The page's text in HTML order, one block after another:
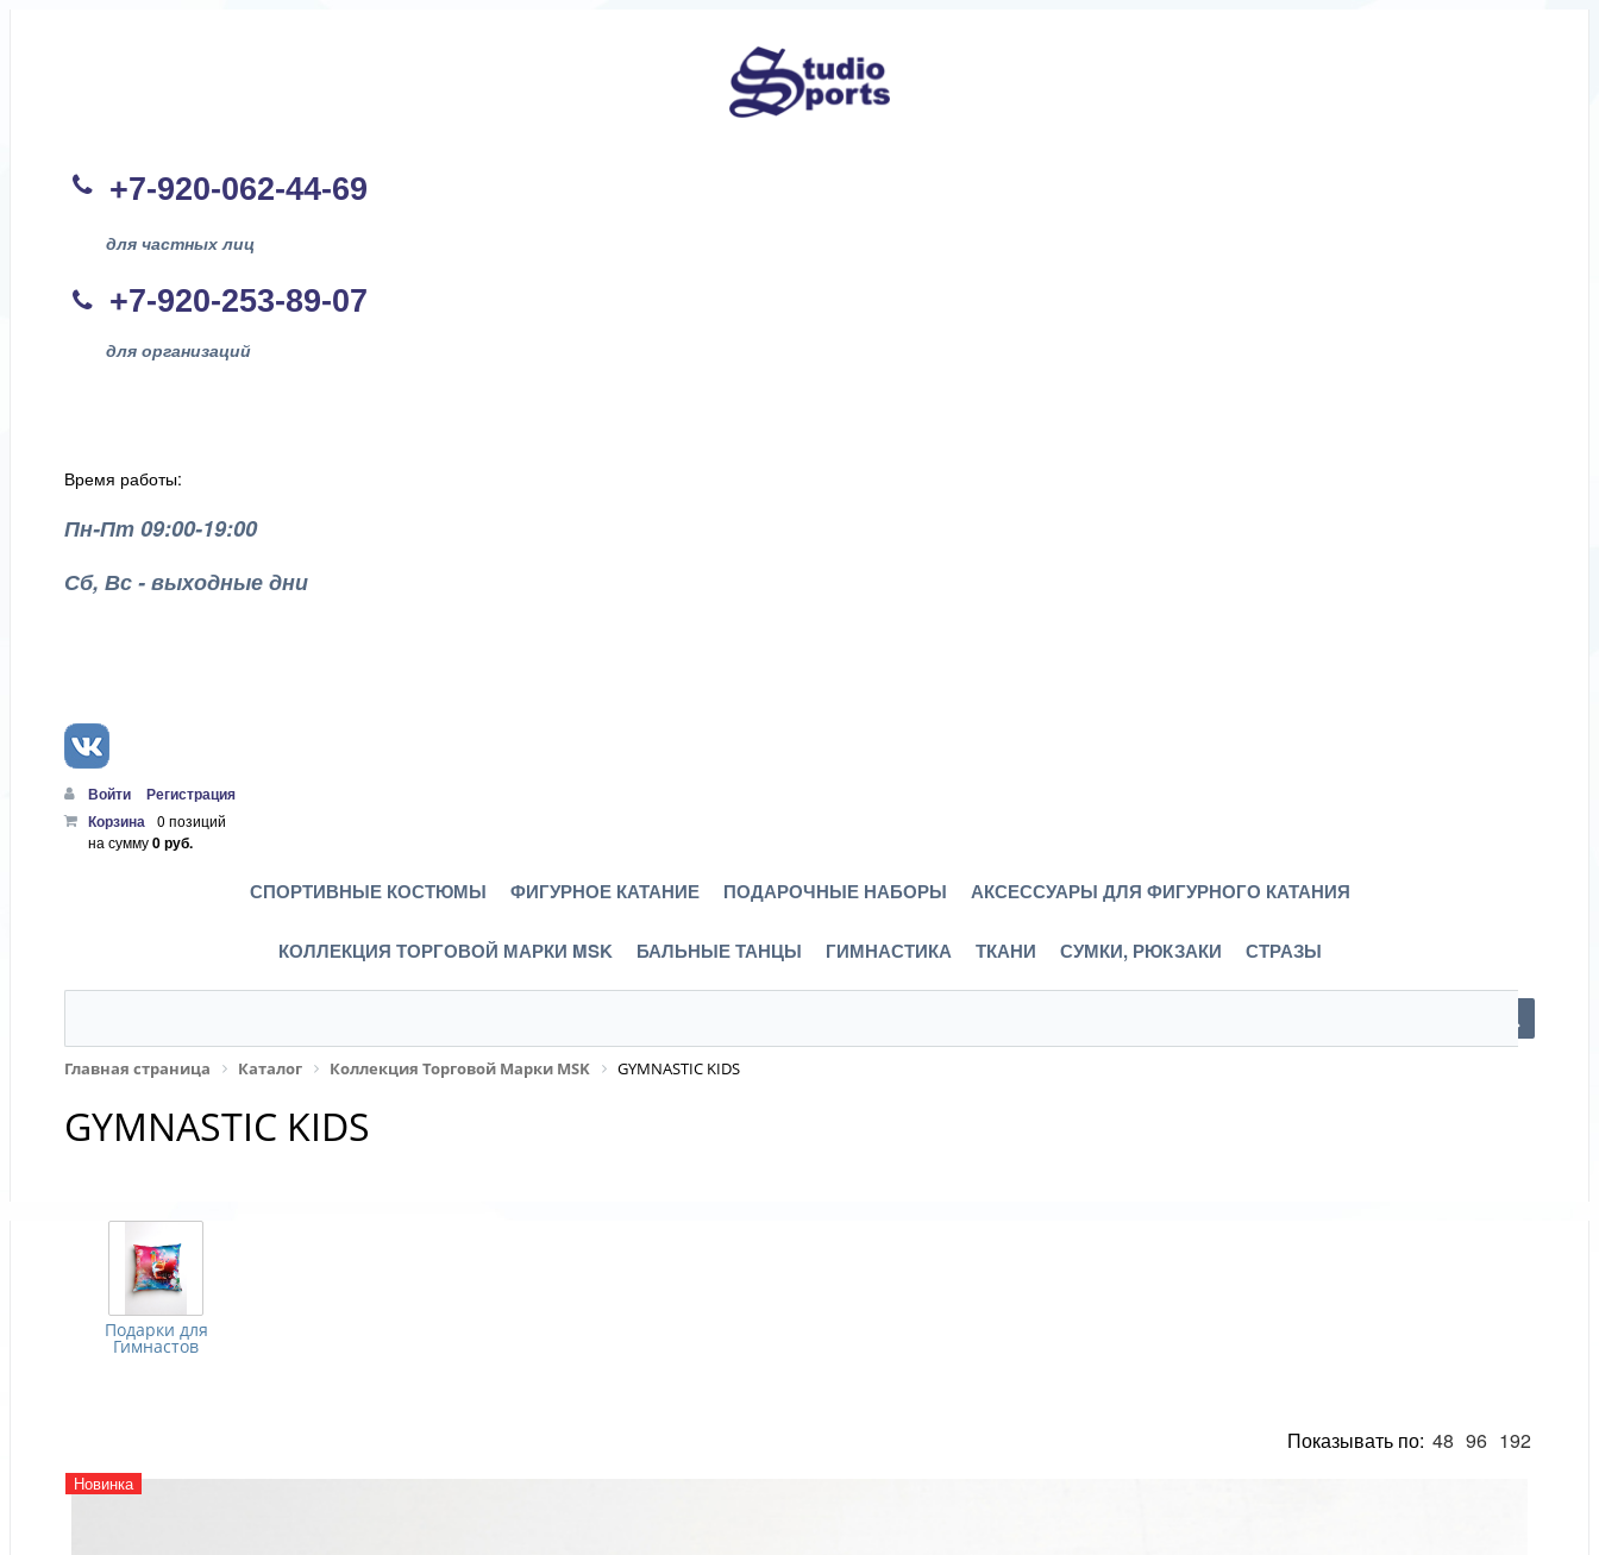
+7-920-062-44-69
для частных лиц
+7-920-253-89-07
для организаций
Время работы:
Пн-Пт 09:00-19:00
Сб, Вс - выходные дни
Войти
Регистрация
Корзина 0 позиций
на сумму0 руб.
СПОРТИВНЫЕ КОСТЮМЫ ФИГУРНОЕ КАТАНИЕ ПОДАРОЧНЫЕ НАБОРЫ АКСЕССУАРЫ ДЛЯ ФИГУРНОГО КАТАНИЯ
КОЛЛЕКЦИЯ ТОРГОВОЙ МАРКИ MSK БАЛЬНЫЕ ТАНЦЫ ГИМНАСТИКА ТКАНИ СУМКИ, РЮКЗАКИ СТРАЗЫ
Главная страница Каталог Коллекция Торговой Марки MSK GYMNASTIC KIDS
GYMNASTIC KIDS
Подарки для
Гимнастов
Показывать по: 48 96 192
Новинка